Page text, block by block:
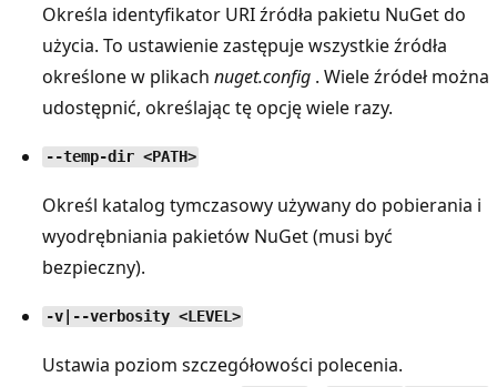
Określa identyfikator URI źródła pakietu NuGet do
użycia. To ustawienie zastępuje wszystkie źródła
określone w plikach nuget.config . Wiele źródeł można
udostępnić, określając tę opcję wiele razy.
--temp-dir <PATH>
Określ katalog tymczasowy używany do pobierania i
wyodrębniania pakietów NuGet (musi być
bezpieczny).
-v|--verbosity <LEVEL>
Ustawia poziom szczegółowości polecenia.